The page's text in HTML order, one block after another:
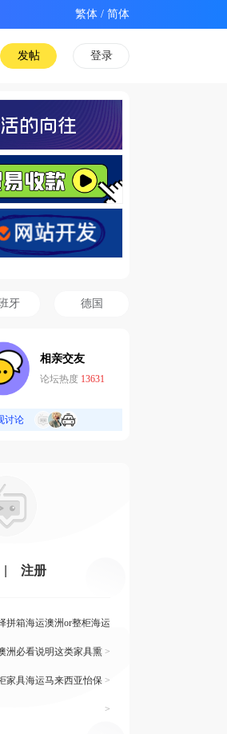
/
登录
发帖
牙 德国
相亲交友
论坛热度 13631
讨论
注册
拼箱海运澳洲or整柜海运
>
洲必看说明这类家具熏
>
家具海运马来西亚怡保
>